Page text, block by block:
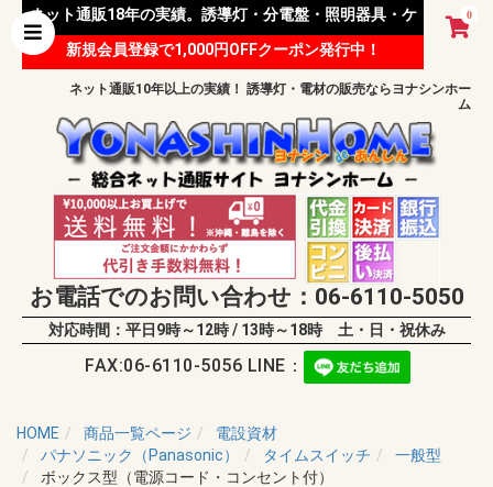
0
ネット通販18年の実績。誘導灯・分電盤・照明器具・ケ
ーブル等 様々な資材を取り扱っています。
新規会員登録で1,000円OFFクーポン発行中！
ネット通販10年以上の実績！ 誘導灯・電材の販売ならヨナシンホー
ム
お電話でのお問い合わせ：06-6110-5050
対応時間：平日9時～12時 / 13時～18時 土・日・祝休み
FAX:06-6110-5056 LINE：
HOME 商品一覧ページ
電設資材
パナソニック（Panasonic）
タイムスイッチ
一般型
ボックス型（電源コード・コンセント付）